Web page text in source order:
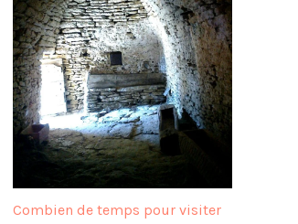
Combien de temps pour visiter